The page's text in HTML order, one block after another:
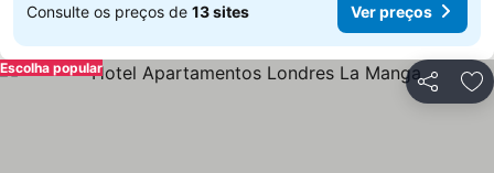
Consulte os preços de 13 sites Ver preços
Partilhar
Escolha popular